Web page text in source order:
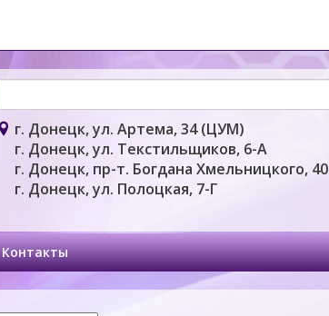
г. Донецк, ул. Артема, 34 (ЦУМ)
г. Донецк, ул. Текстильщиков, 6-А
г. Донецк, пр-т. Богдана Хмельницкого, 40
г. Донецк, ул. Полоцкая, 7-Г
Контакты